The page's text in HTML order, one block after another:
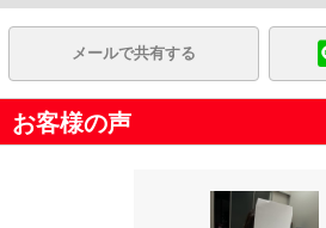
メールで共有する
お客様の声